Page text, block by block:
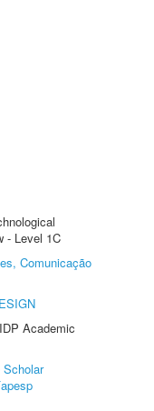
- Level 1C
Comunicação
Academic
Scholar